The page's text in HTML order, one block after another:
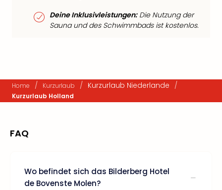
Deine Inklusivleistungen:Die Nutzung der
Sauna und des Schwimmbads ist kostenlos.
Home / Kurzurlaub / Kurzurlaub Niederlande /
Kurzurlaub Holland
FAQ
Wo befindet sich das Bilderberg Hotel
de Bovenste Molen?